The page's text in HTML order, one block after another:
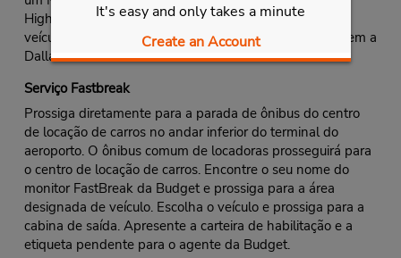
It's easy and only takes a minute
Create an Account
Highland Park em uma Mercedes-Benz. Não importa o
veículo de luxo que você escolher, ele tornará sua viagem a
Dallas memorável.
Serviço Fastbreak
Prossiga diretamente para a parada de ônibus do centro
de locação de carros no andar inferior do terminal do
aeroporto. O ônibus comum de locadoras prosseguirá para
o centro de locação de carros. Encontre o seu nome do
monitor FastBreak da Budget e prossiga para a área
designada de veículo. Escolha o veículo e prossiga para a
cabina de saída. Apresente a carteira de habilitação e a
etiqueta pendente para o agente da Budget.